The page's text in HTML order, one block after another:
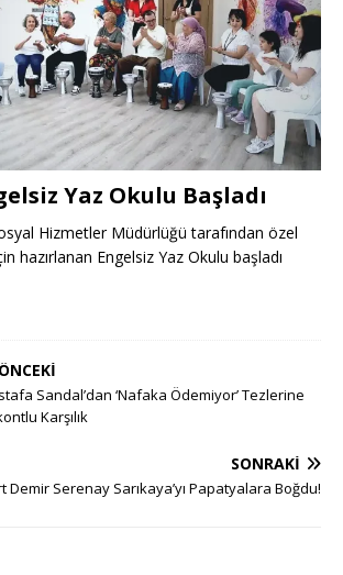
Yaz Okulu Başladı
Hizmetler Müdürlüğü tarafından özel
hazırlanan Engelsiz Yaz Okulu başladı
ÖNCEKI
Sandal’dan ‘Nafaka Ödemiyor’ Tezlerine
Karşılık
SONRAKI
Demir Serenay Sarıkaya’yı Papatyalara Boğdu!